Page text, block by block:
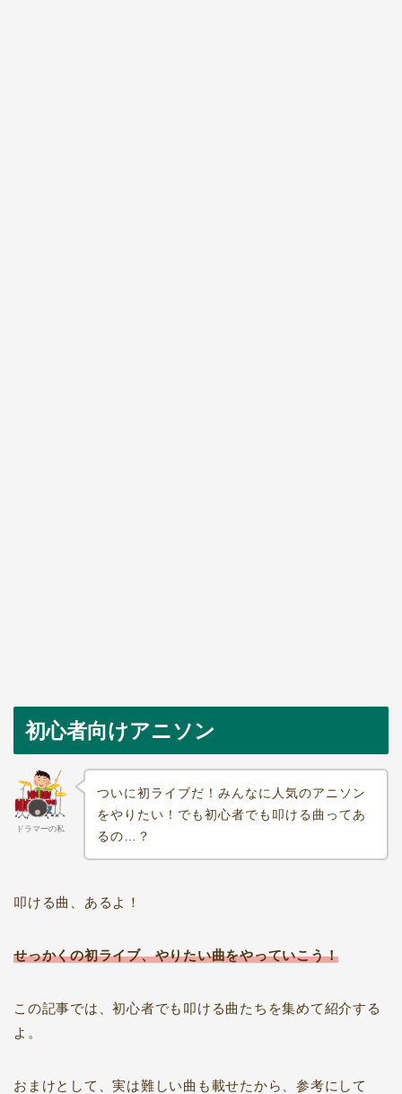
初心者向けアニソン
ドラマーの私
ついに初ライブだ！みんなに人気のアニソン
をやりたい！でも初心者でも叩ける曲ってあ
るの…？
叩ける曲、あるよ！
せっかくの初ライブ、やりたい曲をやっていこう！
この記事では、初心者でも叩ける曲たちを集めて紹介する
よ。
おまけとして、実は難しい曲も載せたから、参考にして